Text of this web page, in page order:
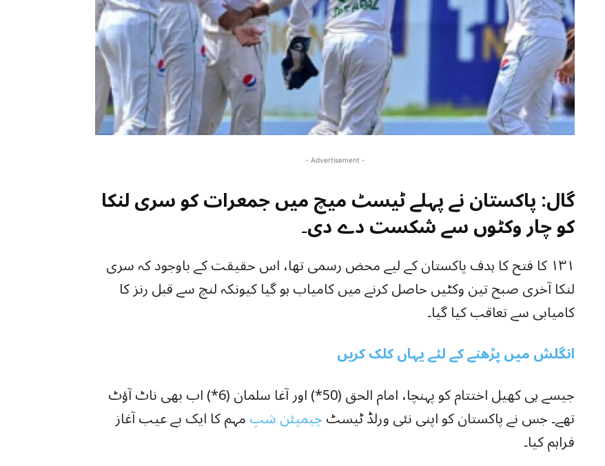
- Advertisement -
گال: پاکستان نے پہلے ٹیسٹ میچ میں جمعرات کو سری لنکا
کو چار وکٹوں سے شکست دے دی۔
١٣١ کا فتح کا ہدف پاکستان کے لیے محض رسمی تھا، اس حقیقت کے باوجود کہ سری
لنکا آخری صبح تین وکٹیں حاصل کرنے میں کامیاب ہو گیا کیونکہ لنچ سے قبل رنز کا
کامیابی سے تعاقب کیا گیا۔
انگلش میں پڑھنے کے لئے یہاں کلک کریں
جیسے ہی کھیل اختتام کو پہنچا، امام الحق (50*) اور آغا سلمان (6*) اب بھی ناٹ آؤٹ
تھے۔ جس نے پاکستان کو اپنی نئی ورلڈ ٹیسٹچیمپئن شپمہم کا ایک بے عیب آغاز
فراہم کیا۔